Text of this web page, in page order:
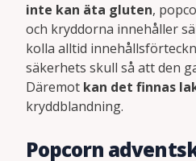
inte kan äta gluten,
och kryddorna innehåller
kolla alltid
säkerhets skull så att den
Däremot kan det finnas
kryddblandning.
Popcorn